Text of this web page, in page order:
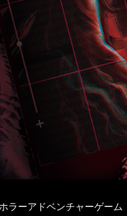
ラーアドベンチャーゲーム